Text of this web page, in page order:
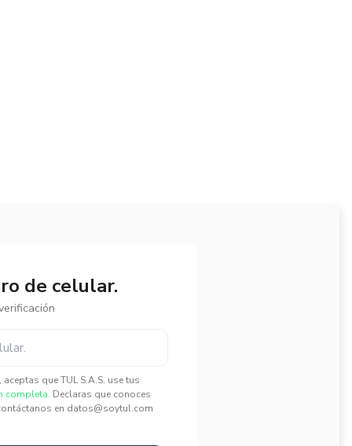
de celular.
que TUL S.A.S. use tus
completa. Declaras que conoces
en datos@soytul.com